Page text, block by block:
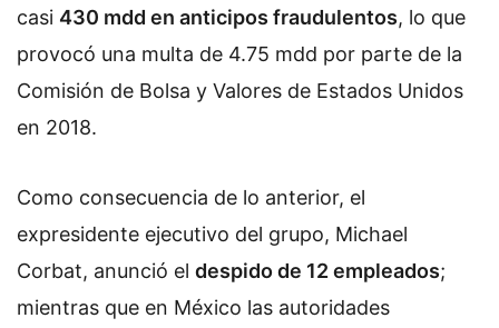
casi 430 mdd en anticipos fraudulentos, lo que
provocó una multa de 4.75 mdd por parte de la
Comisión de Bolsa y Valores de Estados Unidos
en 2018.
Como consecuencia de lo anterior, el
expresidente ejecutivo del grupo, Michael
Corbat, anunció el despido de 12 empleados;
mientras que en México las autoridades